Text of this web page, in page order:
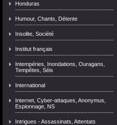
Honduras
Humour, Chants, Détente
Insolite, Société
Institut français
Intempéries, Inondations, Ouragans,
Tempêtes, Séis
International
Internet, Cyber-attaques, Anonymus,
Espionnage, NS
Intrigues - Assassinats, Attentats